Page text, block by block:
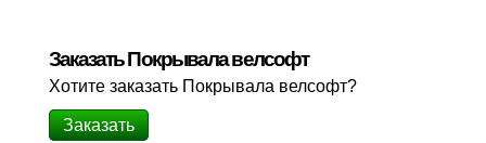
Заказать Покрывала велсофт
Хотите заказать Покрывала велсофт?
Заказать